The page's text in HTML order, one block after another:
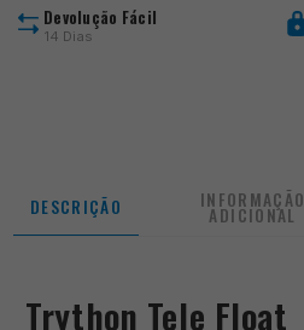
Devolução Fácil
14 Dias
DESCRIÇÃO INFORMAÇÃO
ADICIONAL
Trython Tele Float